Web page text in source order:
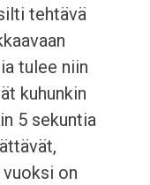
tehtävä
tulee niin
kuhunkin
5 sekuntia
vuoksi on